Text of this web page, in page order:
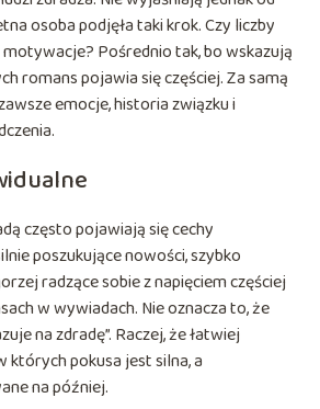
osoba podjęła taki krok. Czy liczby
Pośrednio tak, bo wskazują
romans pojawia się częściej. Za samą
emocje, historia związku i
często pojawiają się cechy
poszukujące nowości, szybko
radzące sobie z napięciem częściej
w wywiadach. Nie oznacza to, że
na zdradę”. Raczej, że łatwiej
których pokusa jest silna, a
na później.